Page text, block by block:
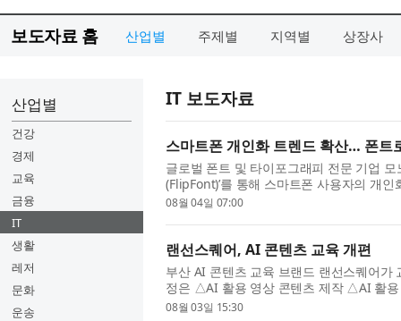
보도자료 홈 산업별 주제별 지역별 상장사
산업별
건강
경제
교육
금융
IT
생활
레저
문화
운송
IT 보도자료
스마트폰 개인화 트렌드 확산… 폰트
글로벌 폰트 및 타이포그래피 전문 기업
(FlipFont)’를 통해 스마트폰 사용자의 개
신 기기를 넘어 개인의 취향과 라이프스타
08월 04일 07:00
랜선스퀘어, AI 콘텐츠 교육 개편
부산 AI 콘텐츠 교육 브랜드 랜선스퀘어가
정은 △AI 활용 영상 콘텐츠 제작 △AI 활
당 4~5시간으로 구성했다. 기관 수요에 따
08월 03일 15:30